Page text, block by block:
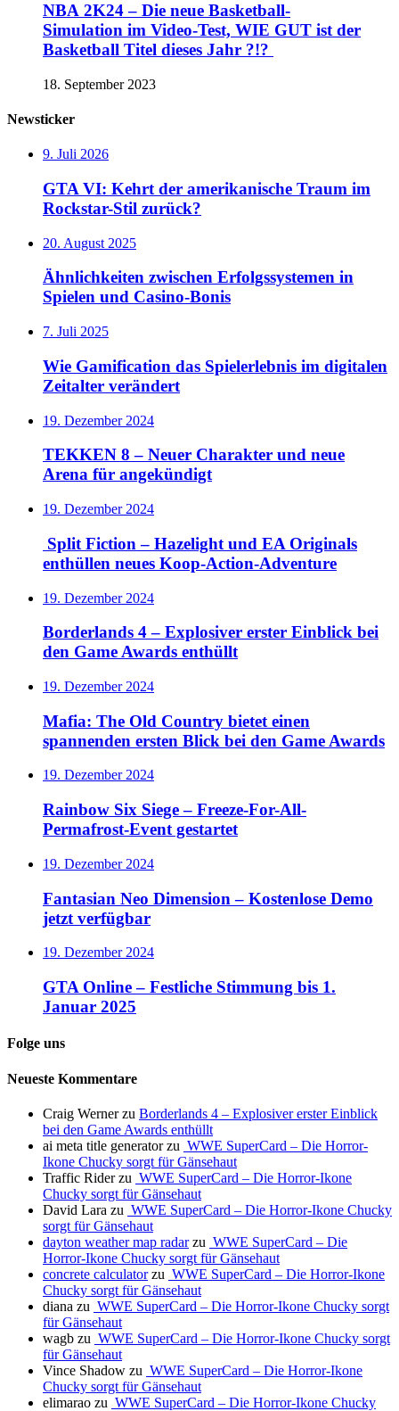
NBA 2K24 – Die neue Basketball-
Simulation im Video-Test, WIE GUT ist der
Basketball Titel dieses Jahr ?!?
18. September 2023
Newsticker
9. Juli 2026
GTA VI: Kehrt der amerikanische Traum im
Rockstar-Stil zurück?
20. August 2025
Ähnlichkeiten zwischen Erfolgssystemen in
Spielen und Casino‑Bonis
7. Juli 2025
Wie Gamification das Spielerlebnis im digitalen
Zeitalter verändert
19. Dezember 2024
TEKKEN 8 – Neuer Charakter und neue
Arena für angekündigt
19. Dezember 2024
Split Fiction – Hazelight und EA Originals
enthüllen neues Koop-Action-Adventure
19. Dezember 2024
Borderlands 4 – Explosiver erster Einblick bei
den Game Awards enthüllt
19. Dezember 2024
Mafia: The Old Country bietet einen
spannenden ersten Blick bei den Game Awards
19. Dezember 2024
Rainbow Six Siege – Freeze-For-All-
Permafrost-Event gestartet
19. Dezember 2024
Fantasian Neo Dimension – Kostenlose Demo
jetzt verfügbar
19. Dezember 2024
GTA Online – Festliche Stimmung bis 1.
Januar 2025
Folge uns
Neueste Kommentare
Craig Wernerzu Borderlands 4 – Explosiver erster Einblick
bei den Game Awards enthüllt
ai meta title generatorzu WWE SuperCard – Die Horror-
Ikone Chucky sorgt für Gänsehaut
Traffic Riderzu WWE SuperCard – Die Horror-Ikone
Chucky sorgt für Gänsehaut
David Lara zu WWE SuperCard – Die Horror-Ikone Chucky
sorgt für Gänsehaut
dayton weather map radarzu WWE SuperCard – Die
Horror-Ikone Chucky sorgt für Gänsehaut
concrete calculatorzu WWE SuperCard – Die Horror-Ikone
Chucky sorgt für Gänsehaut
diana zu WWE SuperCard – Die Horror-Ikone Chucky sorgt
für Gänsehaut
wagb zu WWE SuperCard – Die Horror-Ikone Chucky sorgt
für Gänsehaut
Vince Shadow zu WWE SuperCard – Die Horror-Ikone
Chucky sorgt für Gänsehaut
elimarao zu WWE SuperCard – Die Horror-Ikone Chucky